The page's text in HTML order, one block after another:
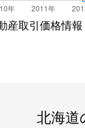
産取引価格情
北海